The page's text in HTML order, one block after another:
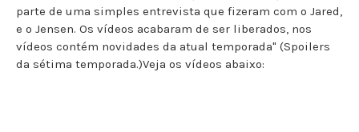
parte de uma simples entrevista que fizeram com o Jared,
e o Jensen. Os vídeos acabaram de ser liberados, nos
vídeos contém novidades da atual temporada" (Spoilers
da sétima temporada.)Veja os vídeos abaixo: